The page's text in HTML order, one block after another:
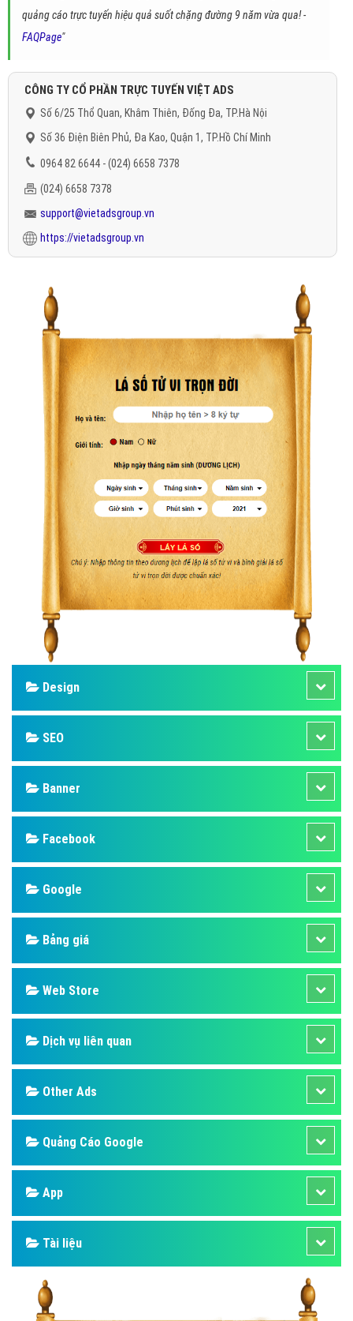
quảng cáo trực tuyến hiệu quả suốt chặng đường 9 năm vừa qua! -
FAQPage"
CÔNG TY CỔ PHẦN TRỰC TUYẾN VIỆT ADS
Số 6/25 Thổ Quan, Khâm Thiên, Đống Đa, TP.Hà Nội
Số 36 Điện Biên Phủ, Đa Kao, Quận 1, TP.Hồ Chí Minh
0964 82 6644 - (024) 6658 7378
(024) 6658 7378
support@vietadsgroup.vn
https://vietadsgroup.vn
Design
SEO
Banner
Facebook
Google
Bảng giá
Web Store
Dịch vụ liên quan
Other Ads
Quảng Cáo Google
App
Tài liệu